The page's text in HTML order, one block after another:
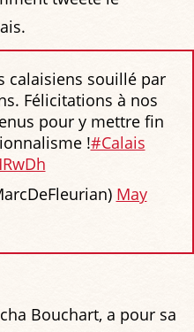
calaisiens souillé par
Félicitations à nos
pour y mettre fin
!#Calais
May
Bouchart, a pour sa